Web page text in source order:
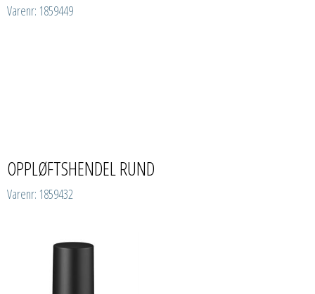
Varenr: 1859449
OPPLØFTSHENDEL RUND
Varenr: 1859432